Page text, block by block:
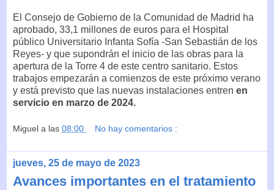
El Consejo de Gobierno de la Comunidad de Madrid ha
aprobado, 33,1 millones de euros para el Hospital
público Universitario Infanta Sofía -San Sebastián de los
Reyes- y que supondrán el inicio de las obras para la
apertura de la Torre 4 de este centro sanitario. Estos
trabajos empezarán a comienzos de este próximo verano
y está previsto que las nuevas instalaciones entren en
servicio en marzo de 2024.
Miguel a las 08:00 No hay comentarios :
jueves, 25 de mayo de 2023
Avances importantes en el tratamiento